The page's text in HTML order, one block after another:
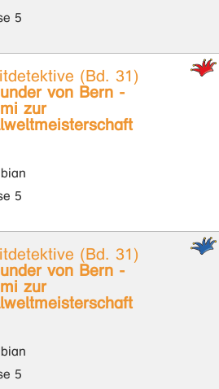
5
(Bd. 31)
von Bern -
zur
5
(Bd. 31)
von Bern -
zur
5